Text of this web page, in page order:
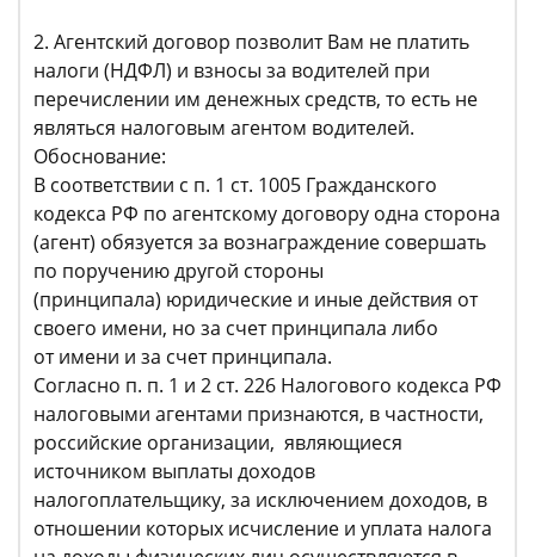
2. Агентский договор позволит Вам не платить
налоги (НДФЛ) и взносы за водителей при
перечислении им денежных средств, то есть не
являться налоговым агентом водителей.
Обоснование:
В соответствии с п. 1 ст. 1005 Гражданского
кодекса РФ по агентскому договору одна сторона
(агент) обязуется за вознаграждение совершать
по поручению другой стороны
(принципала) юридические и иные действия от
своего имени, но за счет принципала либо
от имени и за счет принципала.
Согласно п. п. 1 и 2 ст. 226 Налогового кодекса РФ
налоговыми агентами признаются, в частности,
российские организации, являющиеся
источником выплаты доходов
налогоплательщику, за исключением доходов, в
отношении которых исчисление и уплата налога